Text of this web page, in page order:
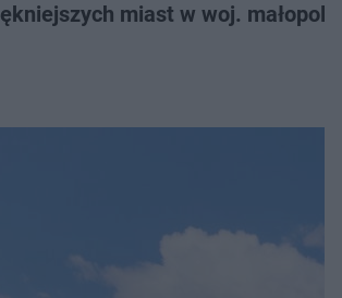
miast w woj.